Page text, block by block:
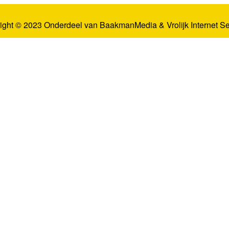
© 2023 Onderdeel van BaakmanMedia& Vrolijk Internet